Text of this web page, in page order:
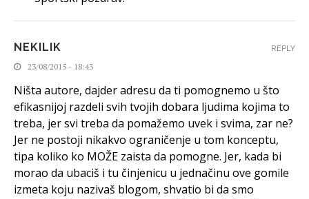
NEKILIK
23/08/2015 - 18:43
Ništa autore, dajder adresu da ti pomognemo u što
efikasnijoj razdeli svih tvojih dobara ljudima kojima to
treba, jer svi treba da pomažemo uvek i svima, zar ne?
Jer ne postoji nikakvo ograničenje u tom konceptu,
tipa koliko ko MOŽE zaista da pomogne. Jer, kada bi
morao da ubaciš i tu činjenicu u jednačinu ove gomile
izmeta koju nazivaš blogom, shvatio bi da smo
REPLY